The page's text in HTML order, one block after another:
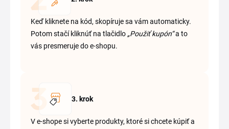
Keď kliknete na kód, skopíruje sa vám automaticky.
Potom stačí kliknúť na tlačidlo „Použiť kupón“a to
vás presmeruje do e-shopu.
3. krok
V e-shope si vyberte produkty, ktoré si chcete kúpiť a